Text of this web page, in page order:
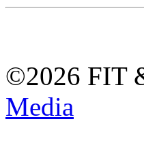
©2026 FIT
Media